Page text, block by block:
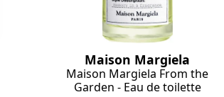
Maison Margiela
Maison Margiela From the
Garden - Eau de toilette